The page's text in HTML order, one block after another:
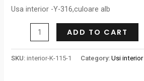
Usa interior -Y-316,culoare alb
ADD TO CART
SKU:interior-K-115-1 Category:Usi interior